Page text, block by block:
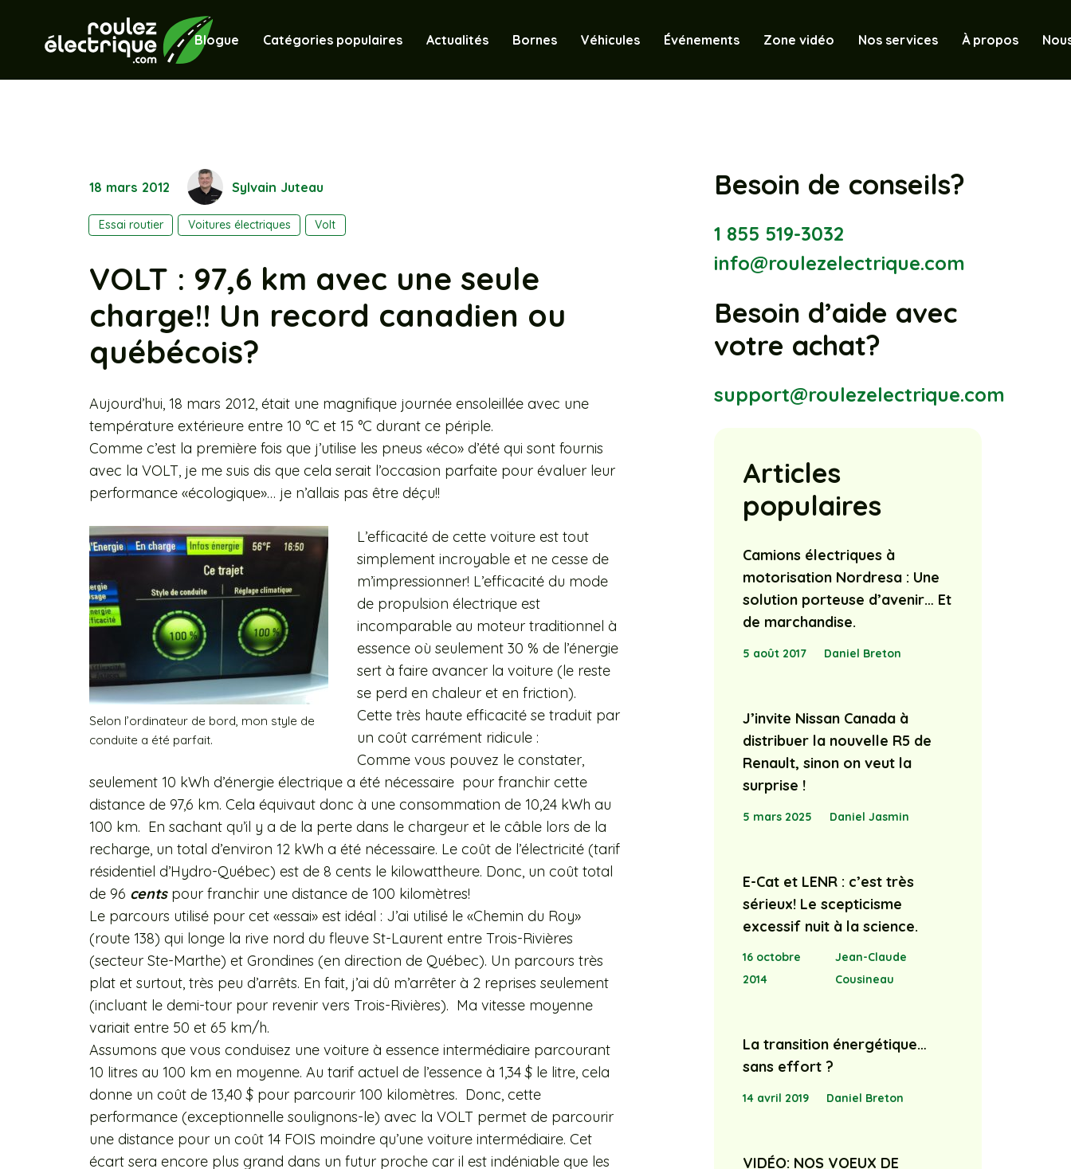
Blogue Catégories populaires Actualités Bornes Véhicules Événements Zone vidéo Nos services À propos
18 mars 2012 Sylvain Juteau
Essai routier Voitures électriques Volt
VOLT : 97,6 km avec une seule
charge!! Un record canadien ou
québécois?
Aujourd’hui, 18 mars 2012, était une magnifique journée ensoleillée avec une
température extérieure entre 10 °C et 15 °C durant ce périple.
Comme c’est la première fois que j’utilise les pneus «éco» d’été qui sont fournis
avec la VOLT, je me suis dis que cela serait l’occasion parfaite pour évaluer leur
performance «écologique»… je n’allais pas être déçu!!
Selon l’ordinateur de bord, mon style de
conduite a été parfait.
L’efficacité de cette voiture est tout
simplement incroyable et ne cesse de
m’impressionner! L’efficacité du mode
de propulsion électrique est
incomparable au moteur traditionnel à
essence où seulement 30 % de l’énergie
sert à faire avancer la voiture (le reste
se perd en chaleur et en friction).
Cette très haute efficacité se traduit par
un coût carrément ridicule :
Comme vous pouvez le constater,
seulement 10 kWh d’énergie électrique a été nécessaire pour franchir cette
distance de 97,6 km. Cela équivaut donc à une consommation de 10,24 kWh au
100 km. En sachant qu’il y a de la perte dans le chargeur et le câble lors de la
recharge, un total d’environ 12 kWh a été nécessaire. Le coût de l’électricité (tarif
résidentiel d’Hydro-Québec) est de 8 cents le kilowattheure. Donc, un coût total
de 96 centspour franchir une distance de 100 kilomètres!
Le parcours utilisé pour cet «essai» est idéal : J’ai utilisé le «Chemin du Roy»
(route 138) qui longe la rive nord du fleuve St-Laurent entre Trois-Rivières
(secteur Ste-Marthe) et Grondines (en direction de Québec). Un parcours très
plat et surtout, très peu d’arrêts. En fait, j’ai dû m’arrêter à 2 reprises seulement
(incluant le demi-tour pour revenir vers Trois-Rivières). Ma vitesse moyenne
variait entre 50 et 65 km/h.
Assumons que vous conduisez une voiture à essence intermédiaire parcourant
10 litres au 100 km en moyenne. Au tarif actuel de l’essence à 1,34 $ le litre, cela
donne un coût de 13,40 $ pour parcourir 100 kilomètres. Donc, cette
performance (exceptionnelle soulignons-le) avec la VOLT permet de parcourir
une distance pour un coût 14 FOIS moindre qu’une voiture intermédiaire. Cet
écart sera encore plus grand dans un futur proche car il est indéniable que les
Besoin de conseils?
1 855 519-3032
info@roulezelectrique.com
Besoin d’aide avec
votre achat?
support@roulezelectrique.com
Articles
populaires
Camions électriques à
motorisation Nordresa : Une
solution porteuse d’avenir… Et
de marchandise.
5 août 2017 Daniel Breton
J’invite Nissan Canada à
distribuer la nouvelle R5 de
Renault, sinon on veut la
surprise !
5 mars 2025 Daniel Jasmin
E-Cat et LENR : c’est très
sérieux! Le scepticisme
excessif nuit à la science.
16 octobre
2014
Jean-Claude
Cousineau
La transition énergétique…
sans effort ?
14 avril 2019 Daniel Breton
VIDÉO: NOS VOEUX DE